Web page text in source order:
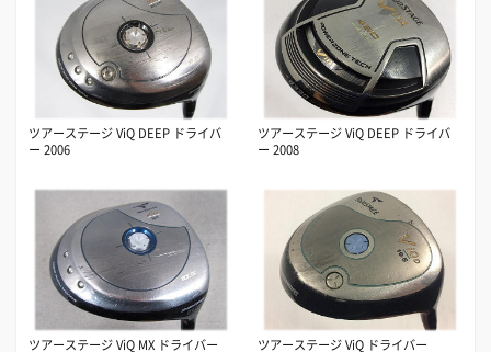
ツアーステージ ViQ DEEP ドライバ
ー 2006
ツアーステージ ViQ DEEP ドライバ
ー 2008
ツアーステージ ViQ MX ドライバー
ツアーステージ ViQ ドライバー